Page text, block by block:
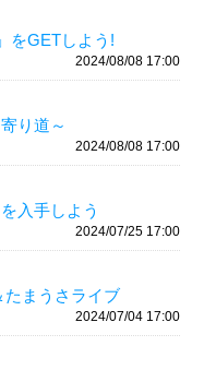
をGETしよう!
2024/08/08 17:00
り道～
2024/08/08 17:00
入手しよう
2024/07/25 17:00
たまうさライブ
2024/07/04 17:00